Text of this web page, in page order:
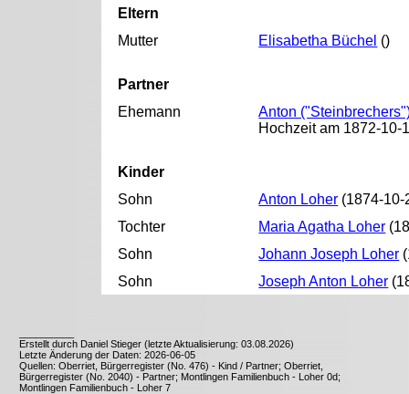
Eltern
Mutter
Elisabetha Büchel ()
Partner
Ehemann
Anton
Hochzeit am 1872-10-
Kinder
Sohn
Anton Loher (1874-
Tochter
Maria Agatha Loher
Sohn
Johann Joseph Loher
Sohn
Joseph Anton Loher
Erstellt durch Daniel Stieger (letzte Aktualisierung: 03.08.2026)
Letzte Änderung der Daten: 2026-06-05
Quellen: Oberriet, Bürgerregister (No. 476) - Kind / Partner; Oberriet,
Bürgerregister (No. 2040) - Partner; Montlingen Familienbuch - Loher 0d;
Montlingen Familienbuch - Loher 7